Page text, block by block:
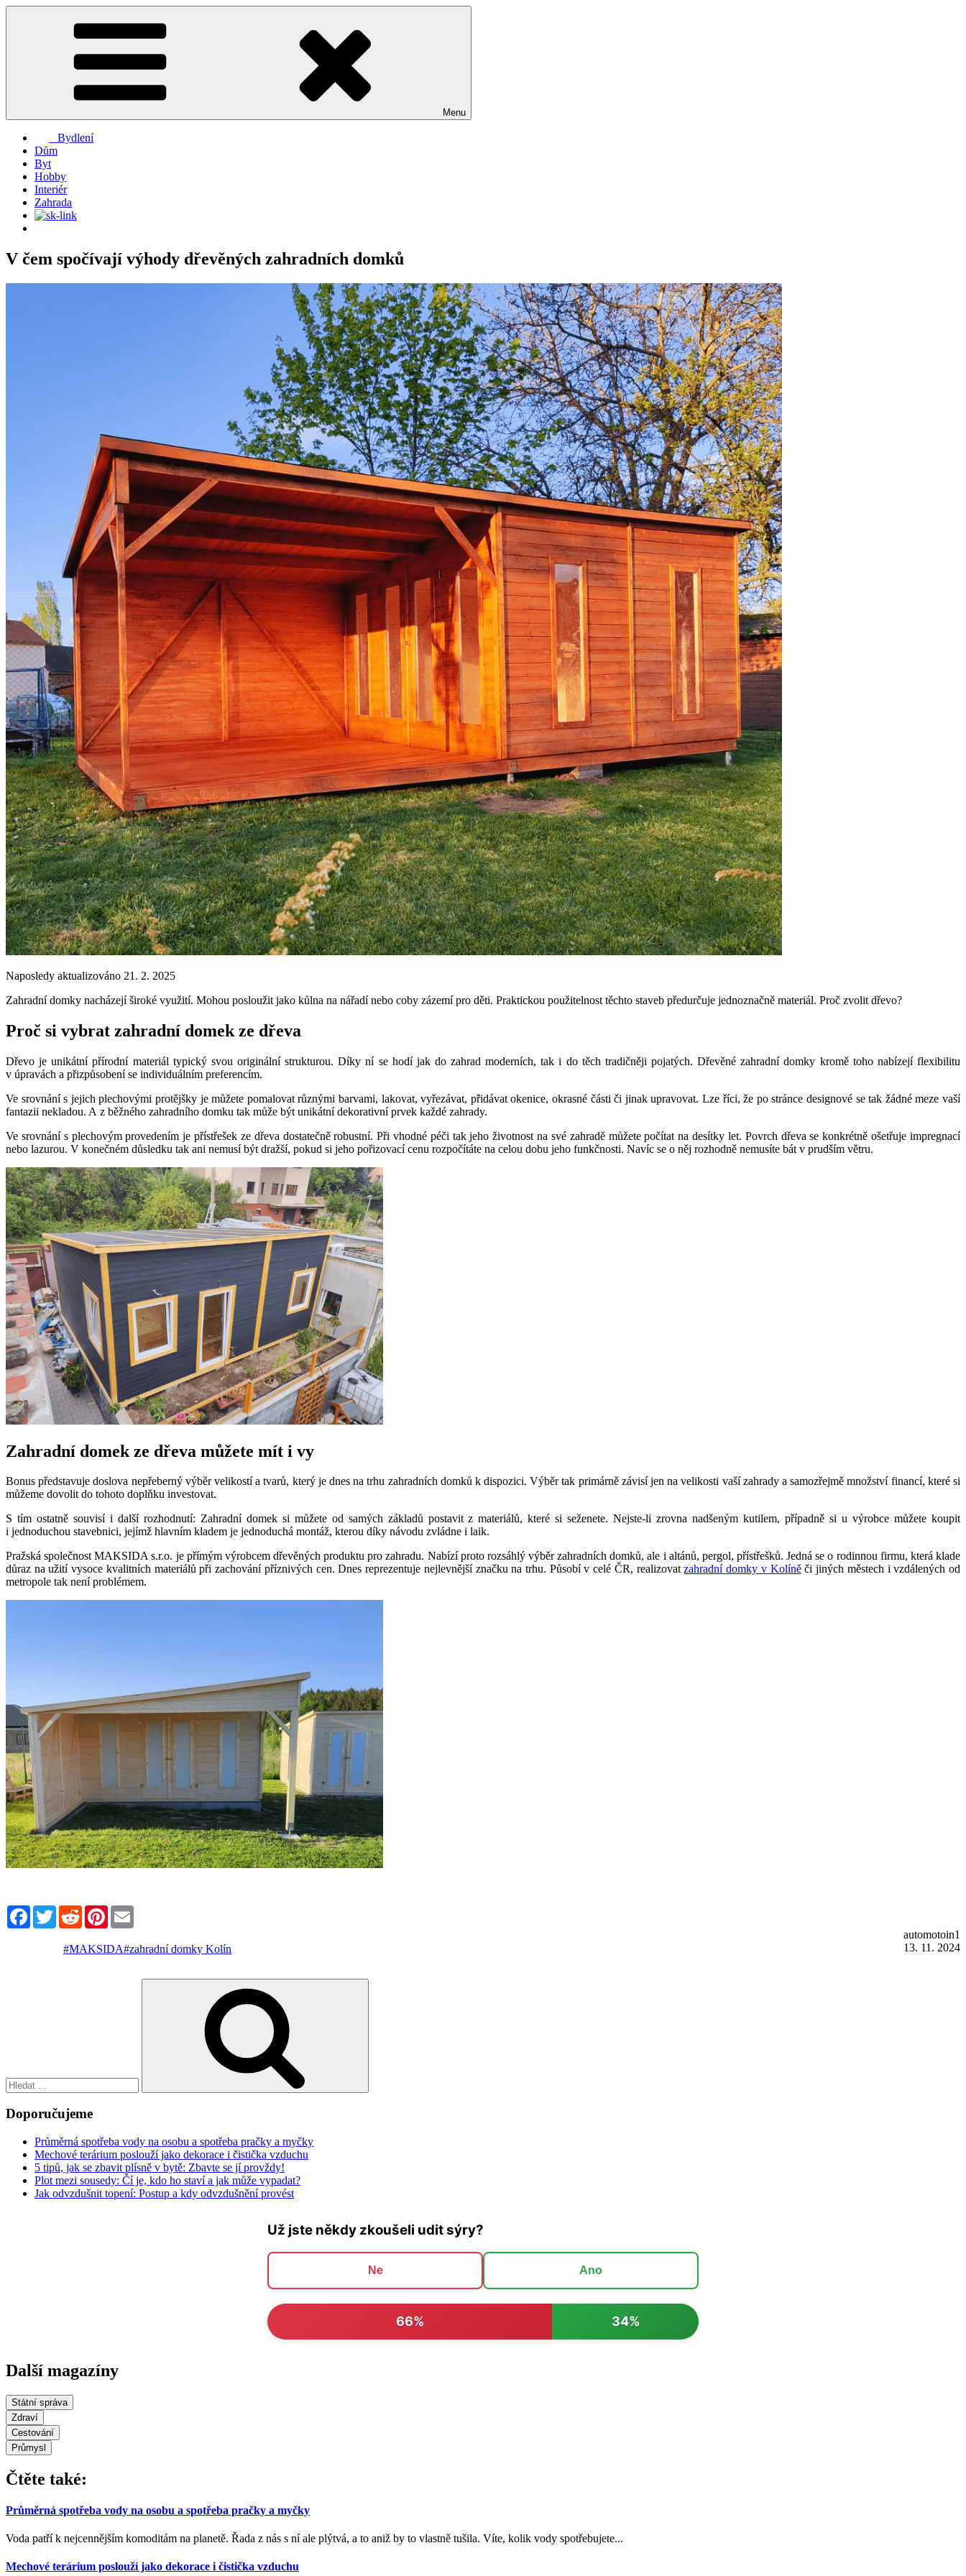
Přejít
Menu
Bydlení
Dům
Byt
Hobby
Interiér
Zahrada
V čem spočívají výhody dřevěných zahradních domků
Naposledy aktualizováno 21. 2. 2025
Zahradní domky nacházejí široké využití. Mohou posloužit jako kůlna na nářadí nebo coby zázemí pro děti. Praktickou použitelnost těchto staveb předurčuje jednoznačně materiál. Proč zvolit dřevo?
Proč si vybrat zahradní domek ze dřeva
Dřevo je unikátní přírodní materiál typický svou originální strukturou. Díky ní se hodí jak do zahrad moderních, tak i do těch tradičněji pojatých. Dřevěné zahradní domky kromě toho nabízejí flexibilitu
v úpravách a přizpůsobení se individuálním preferencím.
Ve srovnání s jejich plechovými protějšky je můžete pomalovat různými barvami, lakovat, vyřezávat, přidávat okenice, okrasné části či jinak upravovat. Lze říci, že po stránce designové se tak žádné meze vaší
fantazii nekladou. A z běžného zahradního domku tak může být unikátní dekorativní prvek každé zahrady.
Ve srovnání s plechovým provedením je přístřešek ze dřeva dostatečně robustní. Při vhodné péči tak jeho životnost na své zahradě můžete počítat na desítky let. Povrch dřeva se konkrétně ošetřuje impregnací
nebo lazurou. V konečném důsledku tak ani nemusí být dražší, pokud si jeho pořizovací cenu rozpočítáte na celou dobu jeho funkčnosti. Navíc se o něj rozhodně nemusíte bát v prudším větru.
Zahradní domek ze dřeva můžete mít i vy
Bonus představuje doslova nepřeberný výběr velikostí a tvarů, který je dnes na trhu zahradních domků k dispozici. Výběr tak primárně závisí jen na velikosti vaší zahrady a samozřejmě množství financí, které si
můžeme dovolit do tohoto doplňku investovat.
S tím ostatně souvisí i další rozhodnutí: Zahradní domek si můžete od samých základů postavit z materiálů, které si seženete. Nejste-li zrovna nadšeným kutilem, případně si u výrobce můžete koupit
i jednoduchou stavebnici, jejímž hlavním kladem je jednoduchá montáž, kterou díky návodu zvládne i laik.
Pražská společnost MAKSIDA s.r.o. je přímým výrobcem dřevěných produktu pro zahradu. Nabízí proto rozsáhlý výběr zahradních domků, ale i altánů, pergol, přístřešků. Jedná se o rodinnou firmu, která klade
důraz na užití vysoce kvalitních materiálů při zachování příznivých cen. Dnes reprezentuje nejlevnější značku na trhu. Působí v celé ČR, realizovatzahradní domky v Kolíněči jiných městech i vzdálených od
metropole tak není problémem.
FacebookTwitterRedditPinterest
automotoin1
13. 11. 2024
#MAKSIDA#zahradní domky Kolín
Doporučujeme
Průměrná spotřeba vody na osobu a spotřeba pračky a myčky
Mechové terárium poslouží jako dekorace i čistička vzduchu
5 tipů, jak se zbavit plísně v bytě: Zbavte se jí provždy!
Plot mezi sousedy: Čí je, kdo ho staví a jak může vypadat?
Jak odvzdušnit topení: Postup a kdy odvzdušnění provést
Už jste někdy zkoušeli udit sýry?
Ne Ano
66% 34%
Další magazíny
Státní správa
Zdraví
Cestování
Průmysl
Čtěte také:
Průměrná spotřeba vody na osobu a spotřeba pračky a myčky
Voda patří k nejcennějším komoditám na planetě. Řada z nás s ní ale plýtvá, a to aniž by to vlastně tušila. Víte, kolik vody spotřebujete...
Mechové terárium poslouží jako dekorace i čistička vzduchu